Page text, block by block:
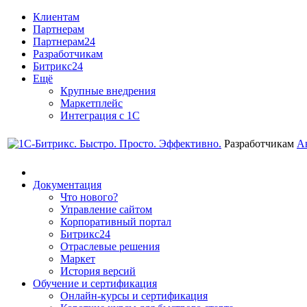
Клиентам
Партнерам
Партнерам24
Разработчикам
Битрикс24
Ещё
Крупные внедрения
Маркетплейс
Интеграция с 1С
Разработчикам
Документация
Что нового?
Управление сайтом
Корпоративный портал
Битрикс24
Отраслевые решения
Маркет
История версий
Обучение и сертификация
Онлайн-курсы и сертификация